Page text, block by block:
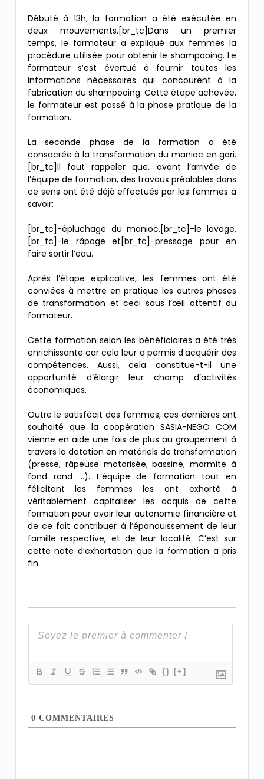
Débuté à 13h, la formation a été exécutée en
deux mouvements.[br_tc]Dans un premier
temps, le formateur a expliqué aux femmes la
procédure utilisée pour obtenir le shampooing. Le
formateur s’est évertué à fournir toutes les
informations nécessaires qui concourent à la
fabrication du shampooing. Cette étape achevée,
le formateur est passé à la phase pratique de la
formation.
La seconde phase de la formation a été
consacrée à la transformation du manioc en gari.
[br_tc]Il faut rappeler que, avant l’arrivée de
l’équipe de formation, des travaux préalables dans
ce sens ont été déjà effectués par les femmes à
savoir:
[br_tc]-épluchage du manioc,[br_tc]-le lavage,
[br_tc]-le râpage et[br_tc]-pressage pour en
faire sortir l’eau.
Après l’étape explicative, les femmes ont été
conviées à mettre en pratique les autres phases
de transformation et ceci sous l’œil attentif du
formateur.
Cette formation selon les bénéficiaires a été très
enrichissante car cela leur a permis d’acquérir des
compétences. Aussi, cela constitue-t-il une
opportunité d’élargir leur champ d’activités
économiques.
Outre le satisfécit des femmes, ces dernières ont
souhaité que la coopération SASIA-NEGO COM
vienne en aide une fois de plus au groupement à
travers la dotation en matériels de transformation
(presse, râpeuse motorisée, bassine, marmite à
fond rond …). L’équipe de formation tout en
félicitant les femmes les ont exhorté à
véritablement capitaliser les acquis de cette
formation pour avoir leur autonomie financière et
de ce fait contribuer à l’épanouissement de leur
famille respective, et de leur localité. C’est sur
cette note d’exhortation que la formation a pris
fin.
{} [+]
0 COMMENTAIRES